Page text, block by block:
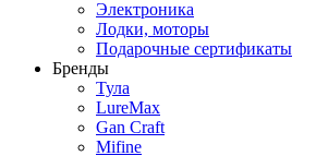
Электроника
Лодки, моторы
Подарочные сертификаты
Бренды
Тула
LureMax
Gan Craft
Mifine